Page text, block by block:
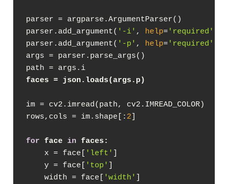
parser = argparse.ArgumentParser()
parser.add_argument( '-i' , help='required'
parser.add_argument( '-p' , help='required'
args = parser.parse_args()
faces = json.loads(args.p)
im = cv2.imread(path, cv2.IMREAD_COLOR)
rows,cols = im.shape[: 2]
for face in faces:
    x = face[
'left' ]
y = face[ 'top' ]
width = face[ 'width' ]